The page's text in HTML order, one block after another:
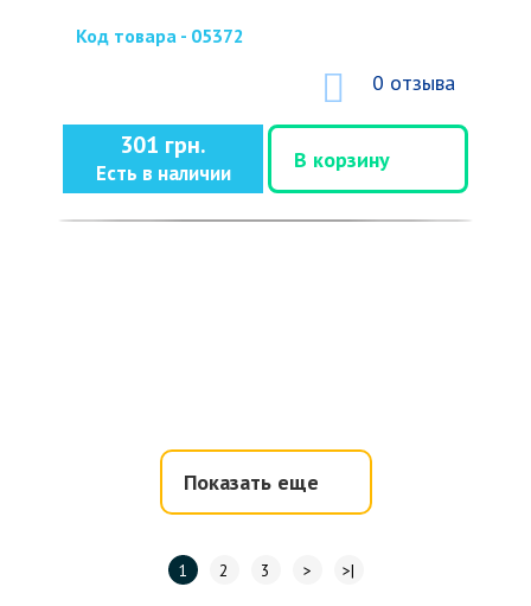
Код товара - 05372
0 отзыва
301 грн.
Есть в наличии
В корзину
Показать еще
1 2 3 > >|